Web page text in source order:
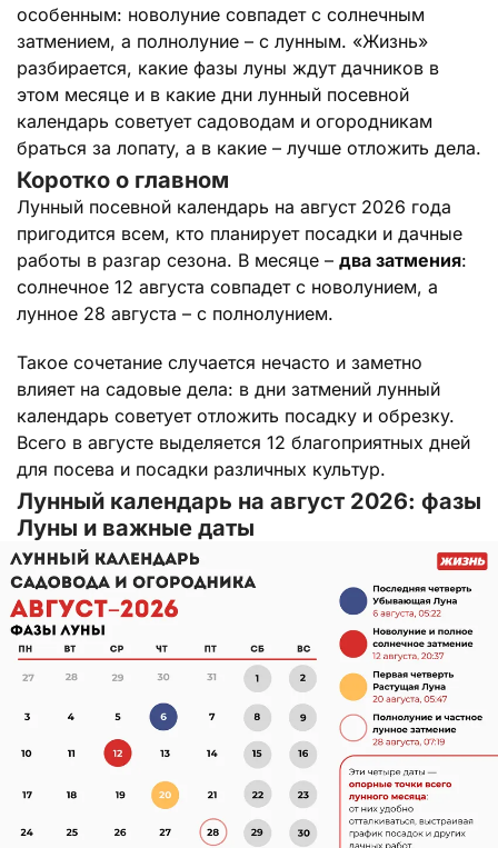
особенным: новолуние совпадет с солнечным
затмением, а полнолуние – с лунным. «Жизнь»
разбирается, какие фазы луны ждут дачников в
этом месяце и в какие дни лунный посевной
календарь советует садоводам и огородникам
браться за лопату, а в какие – лучше отложить дела.
Коротко о главном
Лунный посевной календарь на август 2026 года
пригодится всем, кто планирует посадки и дачные
работы в разгар сезона. В месяце – два затмения:
солнечное 12 августа совпадет с новолунием, а
лунное 28 августа – с полнолунием.
Такое сочетание случается нечасто и заметно
влияет на садовые дела: в дни затмений лунный
календарь советует отложить посадку и обрезку.
Всего в августе выделяется 12 благоприятных дней
для посева и посадки различных культур.
Лунный календарь на август 2026: фазы
Луны и важные даты